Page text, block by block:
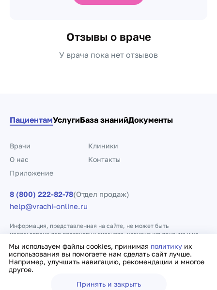
Отзывы о враче
У врача пока нет отзывов
Мы используем файлы cookies, принимая политику их
использования вы помогаете нам сделать сайт лучше.
Например, улучшить навигацию, рекомендации и многое
другое.
Принять и закрыть
ПациентамУслугиБаза знанийДокументы
Врачи
Клиники
О нас
Контакты
Приложение
8 (800) 222-82-78(Отдел продаж)
help@vrachi-online.ru
Информация, представленная на сайте, не может быть
использована для постановки диагноза, назначения лечения и не
заменяет прием врача.
Политика конфиденциальности Договор оферты